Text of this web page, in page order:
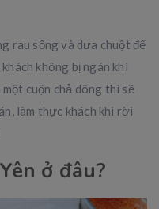
rau sống và dưa chuột để
không bị ngán khi
cuộn chả dông thì sẽ
làm thực khách khi rời
ở đâu?